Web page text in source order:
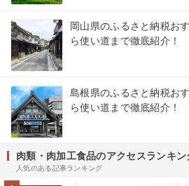
岡山県のふるさと納税お
ら使い道まで徹底紹介！
島根県のふるさと納税お
ら使い道まで徹底紹介！
肉類・肉加工食品のアクセスランキン
人気のある記事ランキング